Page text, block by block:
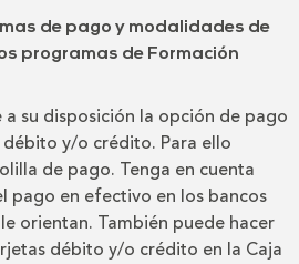
de pago y modalidades de
programas de Formación
a su disposición la opción de pago
y/o crédito. Para ello
de pago. Tenga en cuenta
pago en efectivo en los bancos
orientan. También puede hacer
débito y/o crédito en la Caja